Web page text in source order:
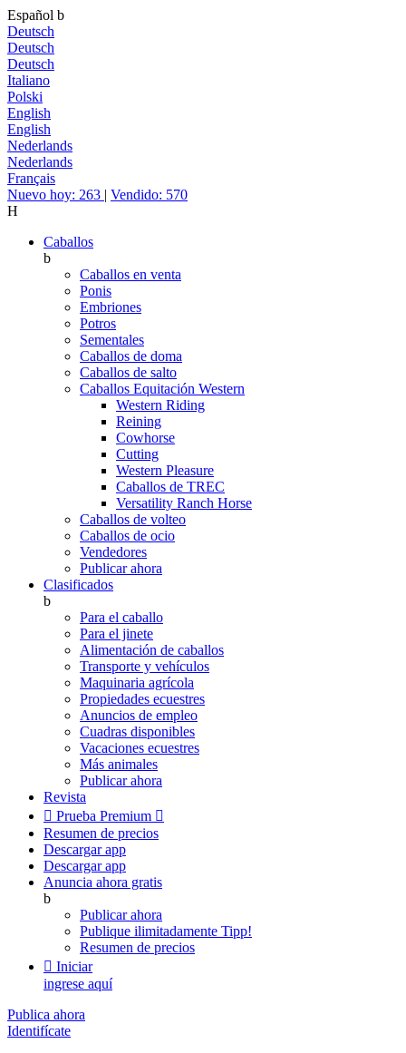
Español b
Deutsch
Deutsch
Deutsch
Italiano
Polski
English
English
Nederlands
Nederlands
Français
Nuevo hoy: 263 | Vendido: 570
H
Caballos
b
Caballos en venta
Ponis
Embriones
Potros
Sementales
Caballos de doma
Caballos de salto
Caballos Equitación Western
Western Riding
Reining
Cowhorse
Cutting
Western Pleasure
Caballos de TREC
Versatility Ranch Horse
Caballos de volteo
Caballos de ocio
Vendedores
Publicar ahora
Clasificados
b
Para el caballo
Para el jinete
Alimentación de caballos
Transporte y vehículos
Maquinaria agrícola
Propiedades ecuestres
Anuncios de empleo
Cuadras disponibles
Vacaciones ecuestres
Más animales
Publicar ahora
Revista
 Prueba Premium 
Resumen de precios
Descargar app
Descargar app
Anuncia ahora gratis
b
Publicar ahora
Publique ilimitadamente Tipp!
Resumen de precios
 Iniciar
ingrese aquí
Publica ahora
Identifícate